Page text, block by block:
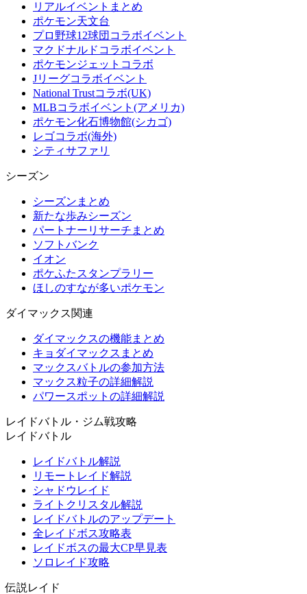
リアルイベントまとめ
ポケモン天文台
プロ野球12球団コラボイベント
マクドナルドコラボイベント
ポケモンジェットコラボ
Jリーグコラボイベント
National Trustコラボ(UK)
MLBコラボイベント(アメリカ)
ポケモン化石博物館(シカゴ)
レゴコラボ(海外)
シティサファリ
シーズン
シーズンまとめ
新たな歩みシーズン
パートナーリサーチまとめ
ソフトバンク
イオン
ポケふたスタンプラリー
ほしのすなが多いポケモン
ダイマックス関連
ダイマックスの機能まとめ
キョダイマックスまとめ
マックスバトルの参加方法
マックス粒子の詳細解説
パワースポットの詳細解説
レイドバトル・ジム戦攻略
レイドバトル
レイドバトル解説
リモートレイド解説
シャドウレイド
ライトクリスタル解説
レイドバトルのアップデート
全レイドボス攻略表
レイドボスの最大CP早見表
ソロレイド攻略
伝説レイド